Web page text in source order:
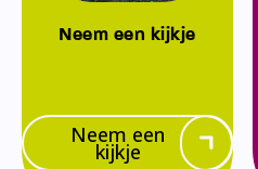
Neem een kijkje
Neem een
kijkje